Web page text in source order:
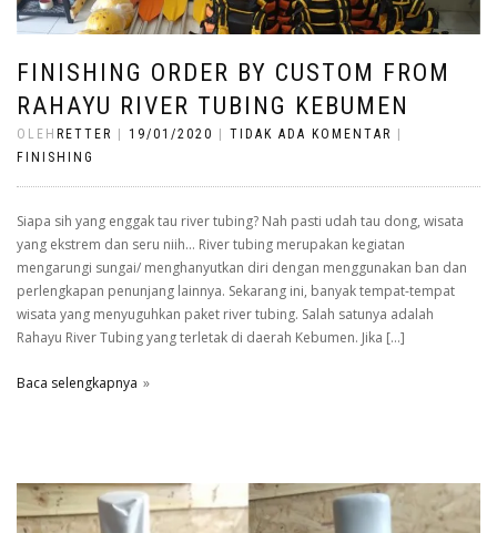
FINISHING ORDER BY CUSTOM FROM
RAHAYU RIVER TUBING KEBUMEN
OLEH RETTER 19/01/2020 TIDAK ADA KOMENTAR
FINISHING
Siapa sih yang enggak tau river tubing? Nah pasti udah tau dong, wisata
yang ekstrem dan seru niih… River tubing merupakan kegiatan
mengarungi sungai/ menghanyutkan diri dengan menggunakan ban dan
perlengkapan penunjang lainnya. Sekarang ini, banyak tempat-tempat
wisata yang menyuguhkan paket river tubing. Salah satunya adalah
Rahayu River Tubing yang terletak di daerah Kebumen. Jika […]
Baca selengkapnya